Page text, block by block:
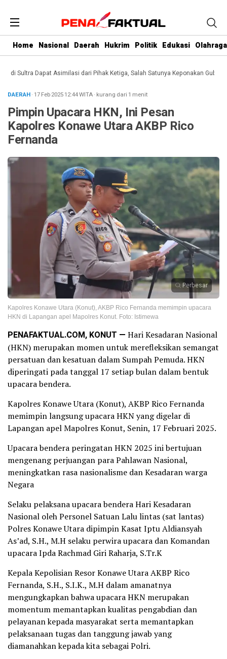
Home Nasional Daerah Hukrim Politik Edukasi Olahraga
Dapat Asimilasi dari Pihak Ketiga, Salah Satunya Keponakan Gubernur
DAERAH· 17 Feb 202512:44WITA· kurang dari 1 menit
Pimpin Upacara HKN, Ini Pesan
Kapolres Konawe Utara AKBP Rico
Fernanda
Perbesar
Kapolres Konawe Utara (Konut), AKBP Rico Fernanda memimpin upacara
HKN di Lapangan apel Mapolres Konut. Foto: Istimewa
PENAFAKTUAL.COM, KONUT — Hari Kesadaran Nasional
(HKN) merupakan momen untuk merefleksikan semangat
persatuan dan kesatuan dalam Sumpah Pemuda. HKN
diperingati pada tanggal 17 setiap bulan dalam bentuk
upacara bendera.
Kapolres Konawe Utara (Konut), AKBP Rico Fernanda
memimpin langsung upacara HKN yang digelar di
Lapangan apel Mapolres Konut, Senin, 17 Februari 2025.
Upacara bendera peringatan HKN 2025 ini bertujuan
mengenang perjuangan para Pahlawan Nasional,
meningkatkan rasa nasionalisme dan Kesadaran warga
Negara
Selaku pelaksana upacara bendera Hari Kesadaran
Nasional oleh Personel Satuan Lalu lintas (sat lantas)
Polres Konawe Utara dipimpin Kasat Iptu Aldiansyah
As’ad, S.H., M.H selaku perwira upacara dan Komandan
upacara Ipda Rachmad Giri Raharja, S.Tr.K
Kepala Kepolisian Resor Konawe Utara AKBP Rico
Fernanda, S.H., S.I.K., M.H dalam amanatnya
mengungkapkan bahwa upacara HKN merupakan
momentum memantapkan kualitas pengabdian dan
pelayanan kepada masyarakat serta memantapkan
pelaksanaan tugas dan tanggung jawab yang
diamanahkan kepada kita sebagai Polri.